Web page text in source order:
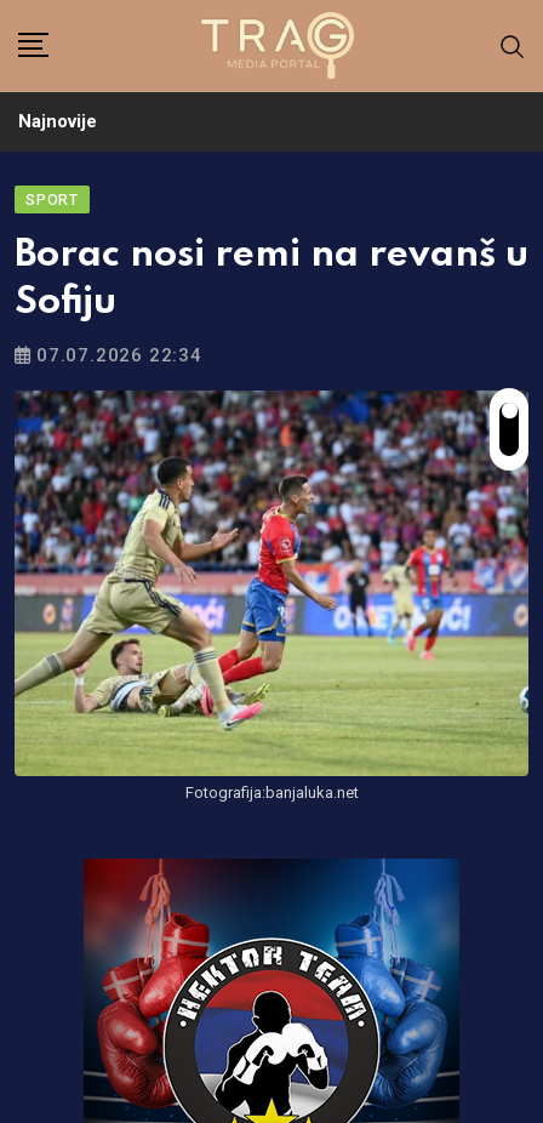
Najnovije
SPORT
Borac nosi remi na revanš u
Sofiju
07.07.2026 22:34
Fotografija:banjaluka.net